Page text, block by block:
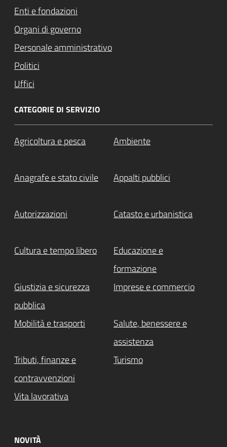
Enti e fondazioni
Organi di governo
Personale amministrativo
Politici
Uffici
CATEGORIE DI SERVIZIO
Agricoltura e pesca Ambiente
Anagrafe e stato civile Appalti pubblici
Autorizzazioni Catasto e urbanistica
Cultura e tempo libero
Educazione e
formazione
Giustizia e sicurezza
pubblica
Imprese e commercio
Mobilità e trasporti
Salute, benessere e
assistenza
Tributi, finanze e
contravvenzioni
Turismo
Vita lavorativa
NOVITÀ